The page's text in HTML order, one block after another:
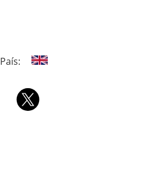
País: